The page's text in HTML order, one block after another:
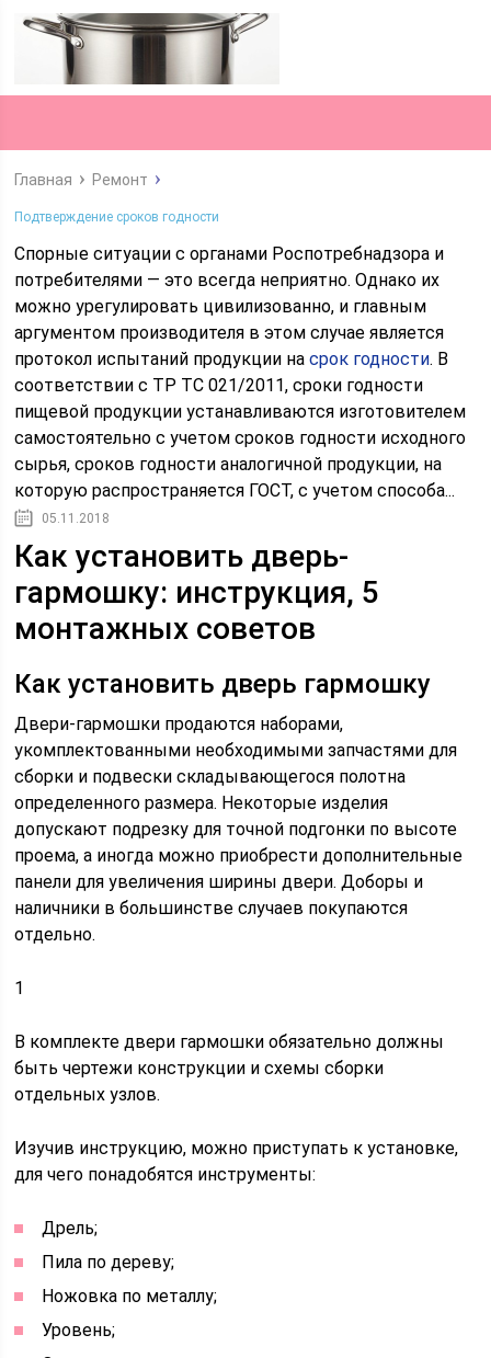
Главная Ремонт
Подтверждение сроков годности
Спорные ситуации с органами Роспотребнадзора и
потребителями — это всегда неприятно. Однако их
можно урегулировать цивилизованно, и главным
аргументом производителя в этом случае является
протокол испытаний продукции насрок годности. В
соответствии с ТР ТС 021/2011, сроки годности
пищевой продукции устанавливаются изготовителем
самостоятельно с учетом сроков годности исходного
сырья, сроков годности аналогичной продукции, на
которую распространяется ГОСТ, с учетом способа...
05.11.2018
Как установить дверь-
гармошку: инструкция, 5
монтажных советов
Как установить дверь гармошку
Двери-гармошки продаются наборами,
укомплектованными необходимыми запчастями для
сборки и подвески складывающегося полотна
определенного размера. Некоторые изделия
допускают подрезку для точной подгонки по высоте
проема, а иногда можно приобрести дополнительные
панели для увеличения ширины двери. Доборы и
наличники в большинстве случаев покупаются
отдельно.
1
В комплекте двери гармошки обязательно должны
быть чертежи конструкции и схемы сборки
отдельных узлов.
Изучив инструкцию, можно приступать к установке,
для чего понадобятся инструменты:
Дрель;
Пила по дереву;
Ножовка по металлу;
Уровень;